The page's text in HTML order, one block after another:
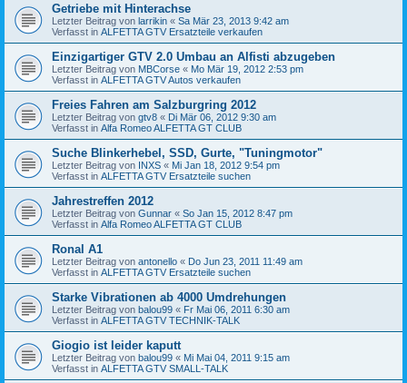
Getriebe mit Hinterachse
Letzter Beitrag von larrikin « Sa Mär 23, 2013 9:42 am
Verfasst in ALFETTA GTV Ersatzteile verkaufen
Einzigartiger GTV 2.0 Umbau an Alfisti abzugeben
Letzter Beitrag von MBCorse « Mo Mär 19, 2012 2:53 pm
Verfasst in ALFETTA GTV Autos verkaufen
Freies Fahren am Salzburgring 2012
Letzter Beitrag von gtv8 « Di Mär 06, 2012 9:30 am
Verfasst in Alfa Romeo ALFETTA GT CLUB
Suche Blinkerhebel, SSD, Gurte, "Tuningmotor"
Letzter Beitrag von INXS « Mi Jan 18, 2012 9:54 pm
Verfasst in ALFETTA GTV Ersatzteile suchen
Jahrestreffen 2012
Letzter Beitrag von Gunnar « So Jan 15, 2012 8:47 pm
Verfasst in Alfa Romeo ALFETTA GT CLUB
Ronal A1
Letzter Beitrag von antonello « Do Jun 23, 2011 11:49 am
Verfasst in ALFETTA GTV Ersatzteile suchen
Starke Vibrationen ab 4000 Umdrehungen
Letzter Beitrag von balou99 « Fr Mai 06, 2011 6:30 am
Verfasst in ALFETTA GTV TECHNIK-TALK
Giogio ist leider kaputt
Letzter Beitrag von balou99 « Mi Mai 04, 2011 9:15 am
Verfasst in ALFETTA GTV SMALL-TALK